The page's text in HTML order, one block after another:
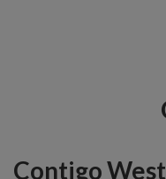
Contigo